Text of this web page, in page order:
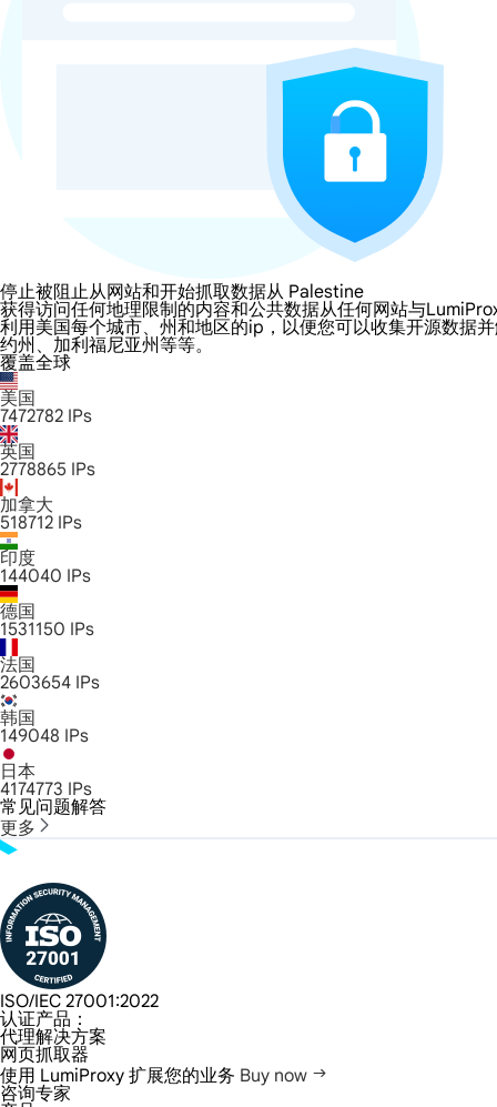
停止被阻止从网站和开始抓取数据从 Palestine
获得访问任何地理限制的内容和公共数据从任何网站与
利用美国每个城市、州和地区的ip，以便您可以收集开源数据
约州、加利福尼亚州等等。
覆盖全球
美国
7472782 IPs
英国
2778865 IPs
加拿大
518712 IPs
印度
144040 IPs
德国
1531150 IPs
法国
2603654 IPs
韩国
149048 IPs
日本
4174773 IPs
常见问题解答
更多
ISO/IEC 27001:2022
认证产品：
代理解决方案
网页抓取器
使用 LumiProxy 扩展您的业务 Buy now
咨询专家